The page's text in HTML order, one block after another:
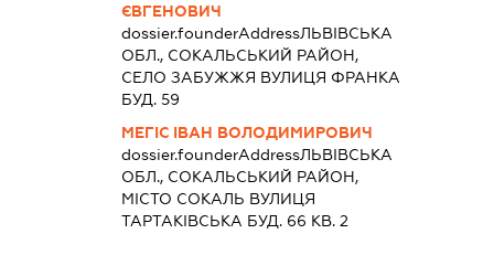
ЄВГЕНОВИЧ
dossier.founderAddressЛЬВІВСЬКА
ОБЛ., СОКАЛЬСЬКИЙ РАЙОН,
СЕЛО ЗАБУЖЖЯ ВУЛИЦЯ ФРАНКА
БУД. 59
МЕГІС ІВАН ВОЛОДИМИРОВИЧ
dossier.founderAddressЛЬВІВСЬКА
ОБЛ., СОКАЛЬСЬКИЙ РАЙОН,
МІСТО СОКАЛЬ ВУЛИЦЯ
ТАРТАКІВСЬКА БУД. 66 КВ. 2